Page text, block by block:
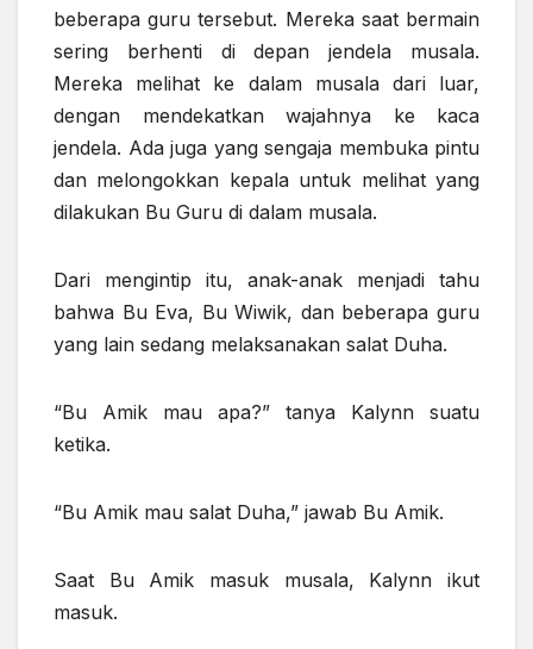
beberapa guru tersebut. Mereka saat bermain
sering berhenti di depan jendela musala.
Mereka melihat ke dalam musala dari luar,
dengan mendekatkan wajahnya ke kaca
jendela. Ada juga yang sengaja membuka pintu
dan melongokkan kepala untuk melihat yang
dilakukan Bu Guru di dalam musala.
Dari mengintip itu, anak-anak menjadi tahu
bahwa Bu Eva, Bu Wiwik, dan beberapa guru
yang lain sedang melaksanakan salat Duha.
“Bu Amik mau apa?” tanya Kalynn suatu
ketika.
“Bu Amik mau salat Duha,” jawab Bu Amik.
Saat Bu Amik masuk musala, Kalynn ikut
masuk.